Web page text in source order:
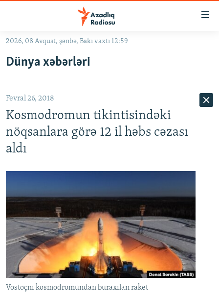
Əsas
qayıt
qayıt
Axtarışa
#İZAHLA
QANUNI DOĞRU
FOTOQALEREYA
İNFOQRAFIKA
KARIKATURA
RADIO ARXIV
OXU ZALI
AZƏRBAYCAN ƏDƏBIYYATI KITABXANASI
İSLAM VƏ DEMOKRATIYA
İZ - MƏDƏNIYYƏT PROQRAMI
HAQQIMIZDA
MISSIYAMIZ
PEŞƏ ETIKASI VƏ JURNALISTIKA STANDARTLARIMIZ
MATERIALLARIMIZDAN ISTIFADƏ
AZADLIQRADIOSU MOBIL TELEFONUNUZDA
BIZI IZLƏ
RFE/RL-in bütün saytları
2026, 08 Avqust, şənbə, Bakı vaxtı 12:59
Dünya xəbərləri
Fevral 26, 2018
Kosmodromun tikintisindəki
nöqsanlara görə 12 il həbs cəzası
aldı
Vostoçnı kosmodromundan buraxılan raket